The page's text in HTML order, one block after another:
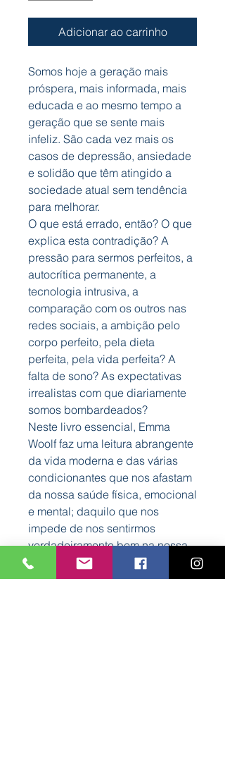
Adicionar ao carrinho
Somos hoje a geração mais
próspera, mais informada, mais
educada e ao mesmo tempo a
geração que se sente mais
infeliz. São cada vez mais os
casos de depressão, ansiedade
e solidão que têm atingido a
sociedade atual sem tendência
para melhorar.
O que está errado, então? O que
explica esta contradição? A
pressão para sermos perfeitos, a
autocrítica permanente, a
tecnologia intrusiva, a
comparação com os outros nas
redes sociais, a ambição pelo
corpo perfeito, pela dieta
perfeita, pela vida perfeita? A
falta de sono? As expectativas
irrealistas com que diariamente
somos bombardeados?
Neste livro essencial, Emma
Woolf faz uma leitura abrangente
da vida moderna e das várias
condicionantes que nos afastam
da nossa saúde física, emocional
e mental; daquilo que nos
impede de nos sentirmos
verdadeiramente bem na nossa
pele e em plena aceitação de
nós mesmos.